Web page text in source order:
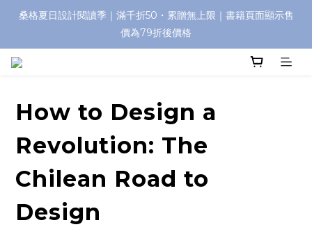
桑格夏日設計閱讀季｜滿千折50・累贈無上限｜書籍頁面顯示售
價為79折後價格
How to Design a
Revolution: The
Chilean Road to
Design